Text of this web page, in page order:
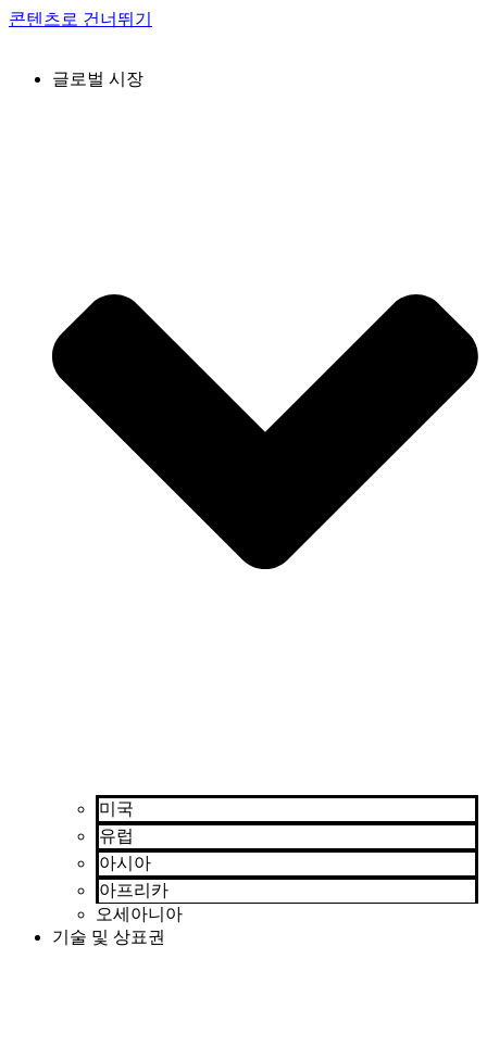
콘텐츠로 건너뛰기
글로벌 시장
미국
유럽
아시아
아프리카
오세아니아
기술 및 상표권